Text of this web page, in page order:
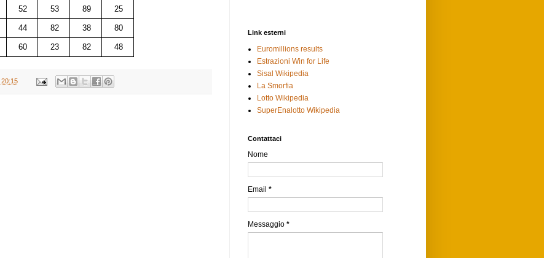
52 53 89 25
44 82 38 80
60 23 82 48
20:15
Link esterni
Euromillions results
Estrazioni Win for Life
Sisal Wikipedia
La Smorfia
Lotto Wikipedia
SuperEnalotto Wikipedia
Contattaci
Nome
Email *
Messaggio *